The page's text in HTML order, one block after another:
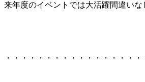
来年度のイベントでは大活躍間違いな
・・・・・・・・・・・・・・・・・